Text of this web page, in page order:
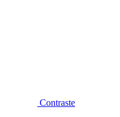
Contraste